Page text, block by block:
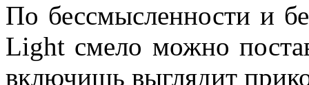
По бессмысленности и
Light смело можно
включишь выглядит